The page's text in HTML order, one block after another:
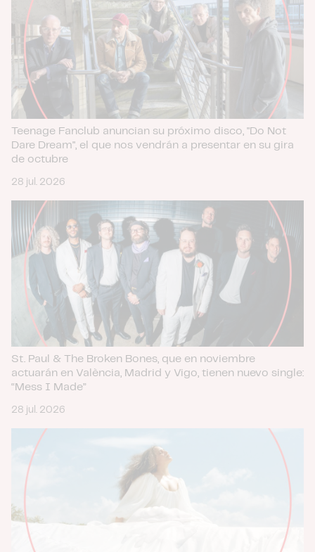
Teenage Fanclub anuncian su próximo disco, "Do Not
Dare Dream", el que nos vendrán a presentar en su gira
de octubre
28 jul. 2026
St. Paul & The Broken Bones, que en noviembre
actuarán en València, Madrid y Vigo, tienen nuevo single:
“Mess I Made”
28 jul. 2026